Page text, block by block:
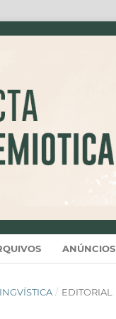
ANÚNCIOS
/ EDITORIAL